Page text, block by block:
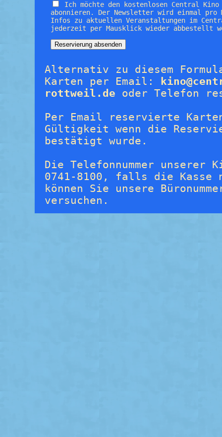
Ich möchte den kostenlosen Central
abonnieren. Der Newsletter wird einmal pro
Infos zu aktuellen Veranstaltungen im
jederzeit per Mausklick wieder abbestellt
Alternativ zu diesem
Karten per Email:
rottweil.de oder Telefon
Per Email reservierte
Gültigkeit wenn die
bestätigt wurde.
Die Telefonnummer unserer
0741-8100, falls die
können Sie unsere
versuchen.